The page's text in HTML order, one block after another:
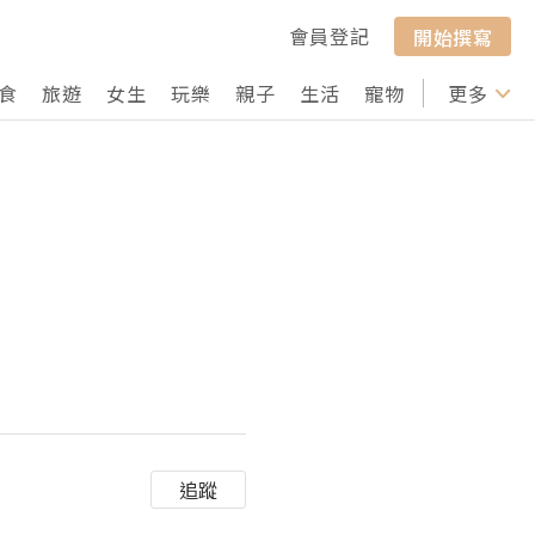
會員登記
開始撰寫
旅遊 女生 玩樂 親子 生活 寵物 行山 打卡
更多
追蹤